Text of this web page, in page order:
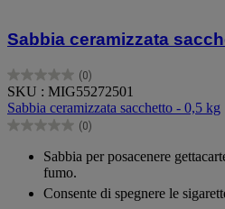
Sabbia ceramizzata
(0)
0.0
su
5
stelle.
SKU : MIG55272501
Sabbia ceramizzata sacchetto - 0,5 kg
(0)
0.0
Sabbia per posacenere
fumo.
Consente di spegnere le